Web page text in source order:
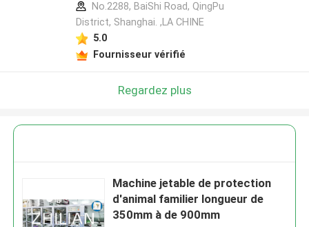
No.2288, BaiShi Road, QingPu
District, Shanghai. ,LA CHINE
5.0
Fournisseur vérifié
Regardez plus
Machine jetable de protection
d'animal familier longueur de
350mm à de 900mm